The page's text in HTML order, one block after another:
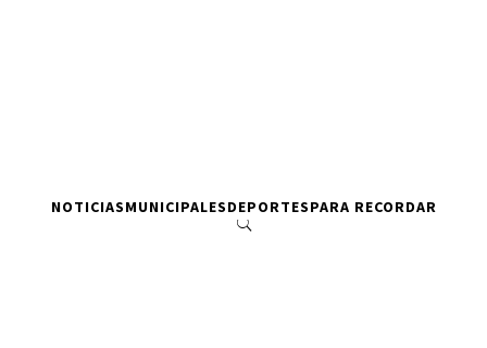
NOTICIASMUNICIPALESDEPORTESPARA RECORDAR